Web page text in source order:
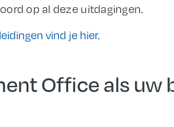
op al deze uitdagingen.
vind je hier.
Office als uw